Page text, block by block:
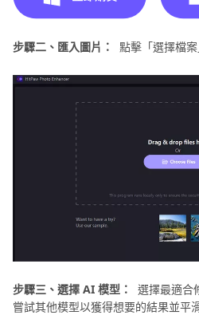
步驟二、匯入圖片： 點擊「選擇檔
步驟三、選擇 AI 模型：
選擇最適合
嘗試其他模型以獲得想要的結果並平